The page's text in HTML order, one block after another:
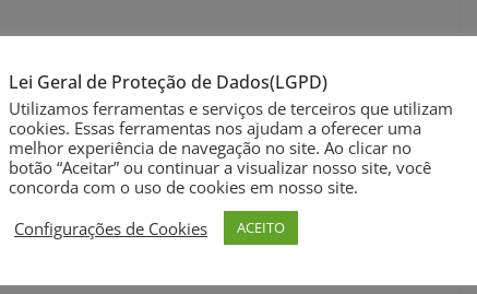
Lei Geral de Proteção de Dados(LGPD)
Utilizamos ferramentas e serviços de terceiros que utilizam
cookies. Essas ferramentas nos ajudam a oferecer uma
melhor experiência de navegação no site. Ao clicar no
botão “Aceitar” ou continuar a visualizar nosso site, você
concorda com o uso de cookies em nosso site.
Configurações de Cookies
ACEITO